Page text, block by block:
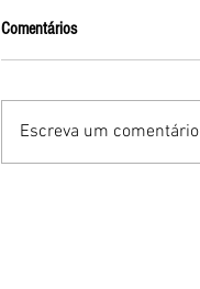
Comentários
Escreva um comentário